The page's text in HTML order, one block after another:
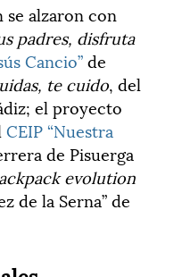
se alzaron con
padres, disfruta
Cancio”de
te cuido, del
el proyecto
CEIP “Nuestra
de Pisuerga
evolution
de la Serna” de